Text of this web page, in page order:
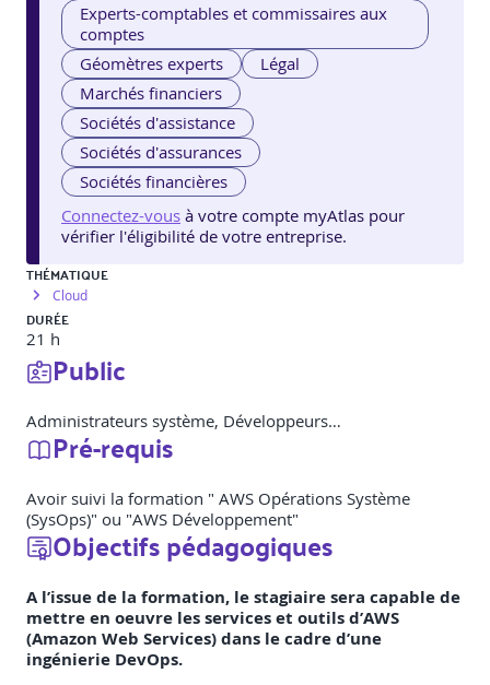
Experts-comptables et commissaires aux
comptes
Géomètres experts
Légal
Marchés financiers
Sociétés d'assistance
Sociétés d'assurances
Sociétés financières
Connectez-vous à votre compte myAtlas pour
vérifier l'éligibilité de votre entreprise.
THÉMATIQUE
Cloud
DURÉE
21 h
Public
Administrateurs système, Développeurs…
Pré-requis
Avoir suivi la formation " AWS Opérations Système
(SysOps)" ou "AWS Développement"
Objectifs pédagogiques
A l’issue de la formation, le stagiaire sera capable de
mettre en oeuvre les services et outils d’AWS
(Amazon Web Services) dans le cadre d’une
ingénierie DevOps.